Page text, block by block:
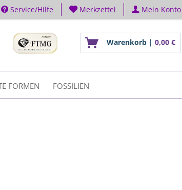
Service/Hilfe Merkzettel Mein Konto
Warenkorb | 0,00 €
FORMEN FOSSILIEN